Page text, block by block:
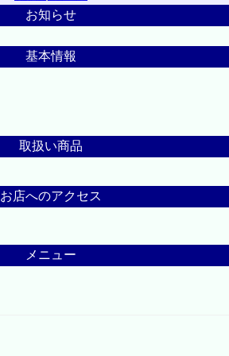
お知らせ
基本情報
取扱い商品
お店へのアクセス
メニュー